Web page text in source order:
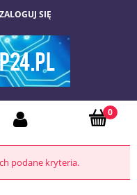
ZALOGUJ SIĘ
podane kryteria.